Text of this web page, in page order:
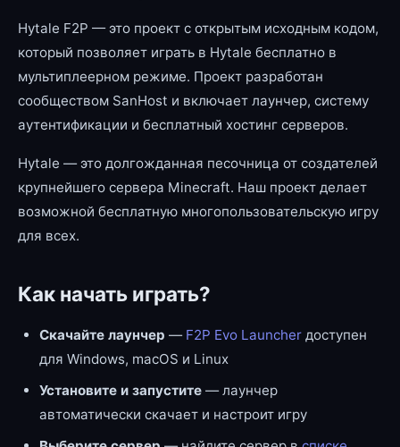
Hytale F2P — это проект с открытым исходным кодом,
который позволяет играть в Hytale бесплатно в
мультиплеерном режиме. Проект разработан
сообществом SanHost и включает лаунчер, систему
аутентификации и бесплатный хостинг серверов.
Hytale — это долгожданная песочница от создателей
крупнейшего сервера Minecraft. Наш проект делает
возможной бесплатную многопользовательскую игру
для всех.
Как начать играть?
Скачайте лаунчер — F2P Evo Launcher доступен
для Windows, macOS и Linux
Установите и запустите — лаунчер
автоматически скачает и настроит игру